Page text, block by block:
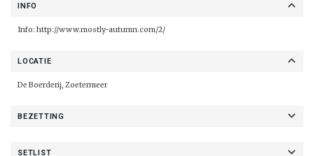
INFO
Info: http://www.mostly-autumn.com/2/
LOCATIE
De Boerderij, Zoetermeer
BEZETTING
SETLIST